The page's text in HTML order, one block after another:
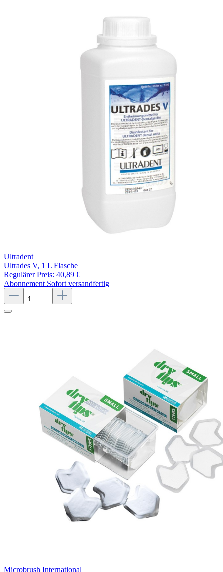
Ultradent
Ultrades V, 1 L Flasche
Regulärer Preis: 40,89 €
Abonnement Sofort versandfertig
Microbrush International